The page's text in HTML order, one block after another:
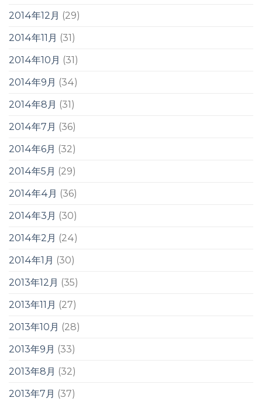
2014年12月 (29)
2014年11月 (31)
2014年10月 (31)
2014年9月 (34)
2014年8月 (31)
2014年7月 (36)
2014年6月 (32)
2014年5月 (29)
2014年4月 (36)
2014年3月 (30)
2014年2月 (24)
2014年1月 (30)
2013年12月 (35)
2013年11月 (27)
2013年10月 (28)
2013年9月 (33)
2013年8月 (32)
2013年7月 (37)